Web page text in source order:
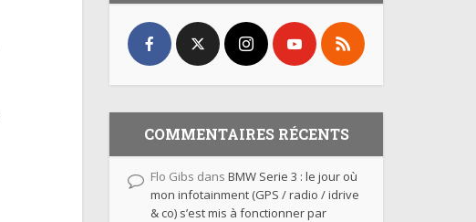
COMMENTAIRES RÉCENTS
Flo Gibs dans BMW Serie 3 : le jour où
mon infotainment (GPS / radio / idrive
& co) s’est mis à fonctionner par